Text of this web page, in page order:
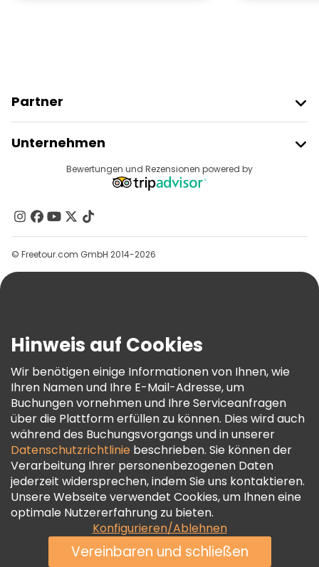
Partner
Anbieter-Anmeldung
Affiliate-Programm
Unternehmen
Reiseziele
Kontakt
Gruppen
Hilfe
AGB Und Rechtliches
Cookie-Richtlinie
Freetour Auszeichnungen
Treueprogramm
Bewertungen und Rezensionen powered by
© Freetour.com GmbH 2014-2026
Hinweis auf Cookies
Wir benötigen einige Informationen von Ihnen, wie
Ihren Namen und Ihre E-Mail-Adresse, um
Buchungen vornehmen und Ihre Serviceanfragen
über die Plattform erfüllen zu können. Dies wird auch
während des Buchungsvorgangs und in unserer
Datenschutzrichtlinie beschrieben. Sie können der
Verarbeitung Ihrer personenbezogenen Daten
jederzeit widersprechen, indem Sie uns kontaktieren.
Unsere Webseite verwendet Cookies, um Ihnen eine
optimale Nutzererfahrung zu bieten.
Konfigurieren/Ablehnen
Vereinbaren und schließen